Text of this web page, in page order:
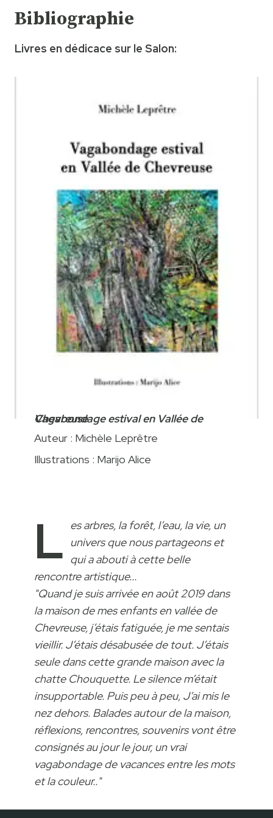
Bibliographie
Livres en dédicace sur le Salon:
Vagabondage estival en Vallée de Chevreuse
Auteur : Michèle Leprêtre
Illustrations : Marijo Alice
L es arbres, la forêt, l’eau, la vie, un
univers que nous partageons et
qui a abouti à cette belle
rencontre artistique...
"Quand je suis arrivée en août 2019 dans
la maison de mes enfants en vallée de
Chevreuse, j’étais fatiguée, je me sentais
vieillir. J’étais désabusée de tout. J’étais
seule dans cette grande maison avec la
chatte Chouquette. Le silence m’était
insupportable. Puis peu à peu, J’ai mis le
nez dehors. Balades autour de la maison,
réflexions, rencontres, souvenirs vont être
consignés au jour le jour, un vrai
vagabondage de vacances entre les mots
et la couleur.."